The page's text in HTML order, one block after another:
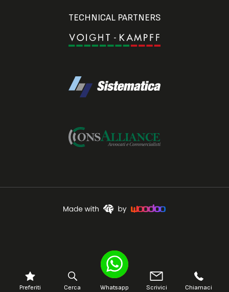
TECHNICAL PARTNERS
Preferiti Cerca Whatsapp Scrivici Chiamaci